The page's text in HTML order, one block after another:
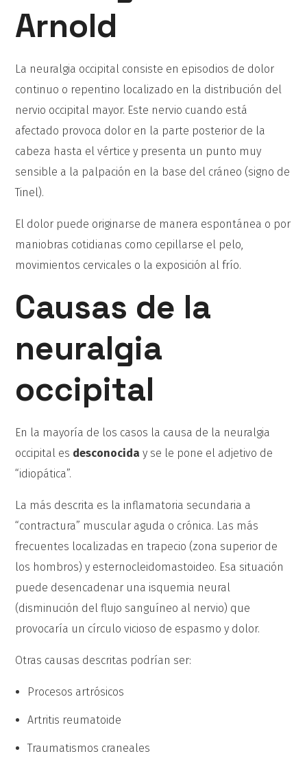
Arnold
La neuralgia occipital consiste en episodios de dolor
continuo o repentino localizado en la distribución del
nervio occipital mayor. Este nervio cuando está
afectado provoca dolor en la parte posterior de la
cabeza hasta el vértice y presenta un punto muy
sensible a la palpación en la base del cráneo (signo de
Tinel).
El dolor puede originarse de manera espontánea o por
maniobras cotidianas como cepillarse el pelo,
movimientos cervicales o la exposición al frío.
Causas de la
neuralgia
occipital
En la mayoría de los casos la causa de la neuralgia
occipital es desconocida y se le pone el adjetivo de
“idiopática”.
La más descrita es la inflamatoria secundaria a
“contractura” muscular aguda o crónica. Las más
frecuentes localizadas en trapecio (zona superior de
los hombros) y esternocleidomastoideo. Esa situación
puede desencadenar una isquemia neural
(disminución del flujo sanguíneo al nervio) que
provocaría un círculo vicioso de espasmo y dolor.
Otras causas descritas podrían ser:
Procesos artrósicos
Artritis reumatoide
Traumatismos craneales